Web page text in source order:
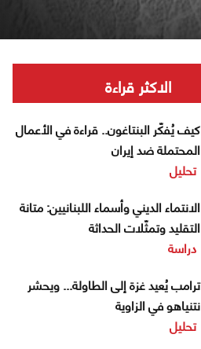
الاكثر قراءة
كيف يُفكّر البنتاغون.. قراءة في الأعمال
المحتملة ضد إيران
تحليل
الانتماء الديني وأسماء اللبنانيين: متانة
التقليد وتمثّلات الحداثة
دراسة
ترامب يُعيد غزة إلى الطاولة... ويحشر
نتنياهو في الزاوية
تحليل